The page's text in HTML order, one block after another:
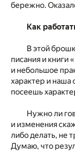
бережно.
Как
В этой
писания и книги
и небольшое
характер и
посеешь
Нужно ли
и изменения
либо делать, не
Думаю, что